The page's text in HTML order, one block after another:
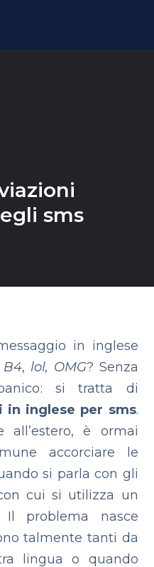
sms
in inglese
B4, lol, OMG? Senza
si tratta di
in inglese per sms.
all’estero, è ormai
accorciare le
si parla con gli
cui si utilizza un
Il problema nasce
talmente tanti da
lingua o quando